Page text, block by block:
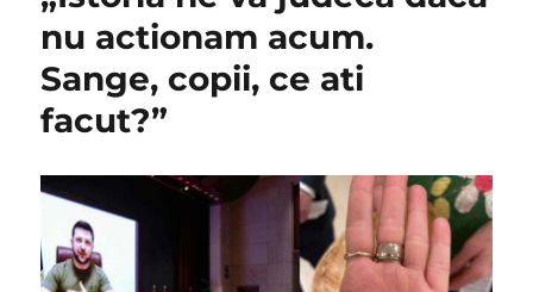
nu actionam acum.
Sange, copii, ce ati
facut?”